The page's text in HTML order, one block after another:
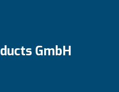
GmbH